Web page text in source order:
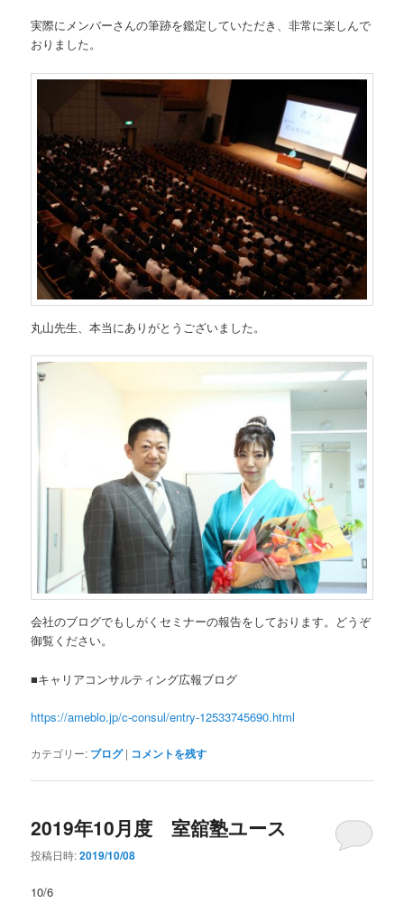
実際にメンバーさんの筆跡を鑑定していただき、非常に楽しんで
おりました。
丸山先生、本当にありがとうございました。
会社のブログでもしがくセミナーの報告をしております。どうぞ
御覧ください。
■キャリアコンサルティング広報ブログ
https://ameblo.jp/c-consul/entry-12533745690.html
カテゴリー: ブログ | コメントを残す
2019年10月度 室舘塾ユース
投稿日時:2019/10/08
10/6